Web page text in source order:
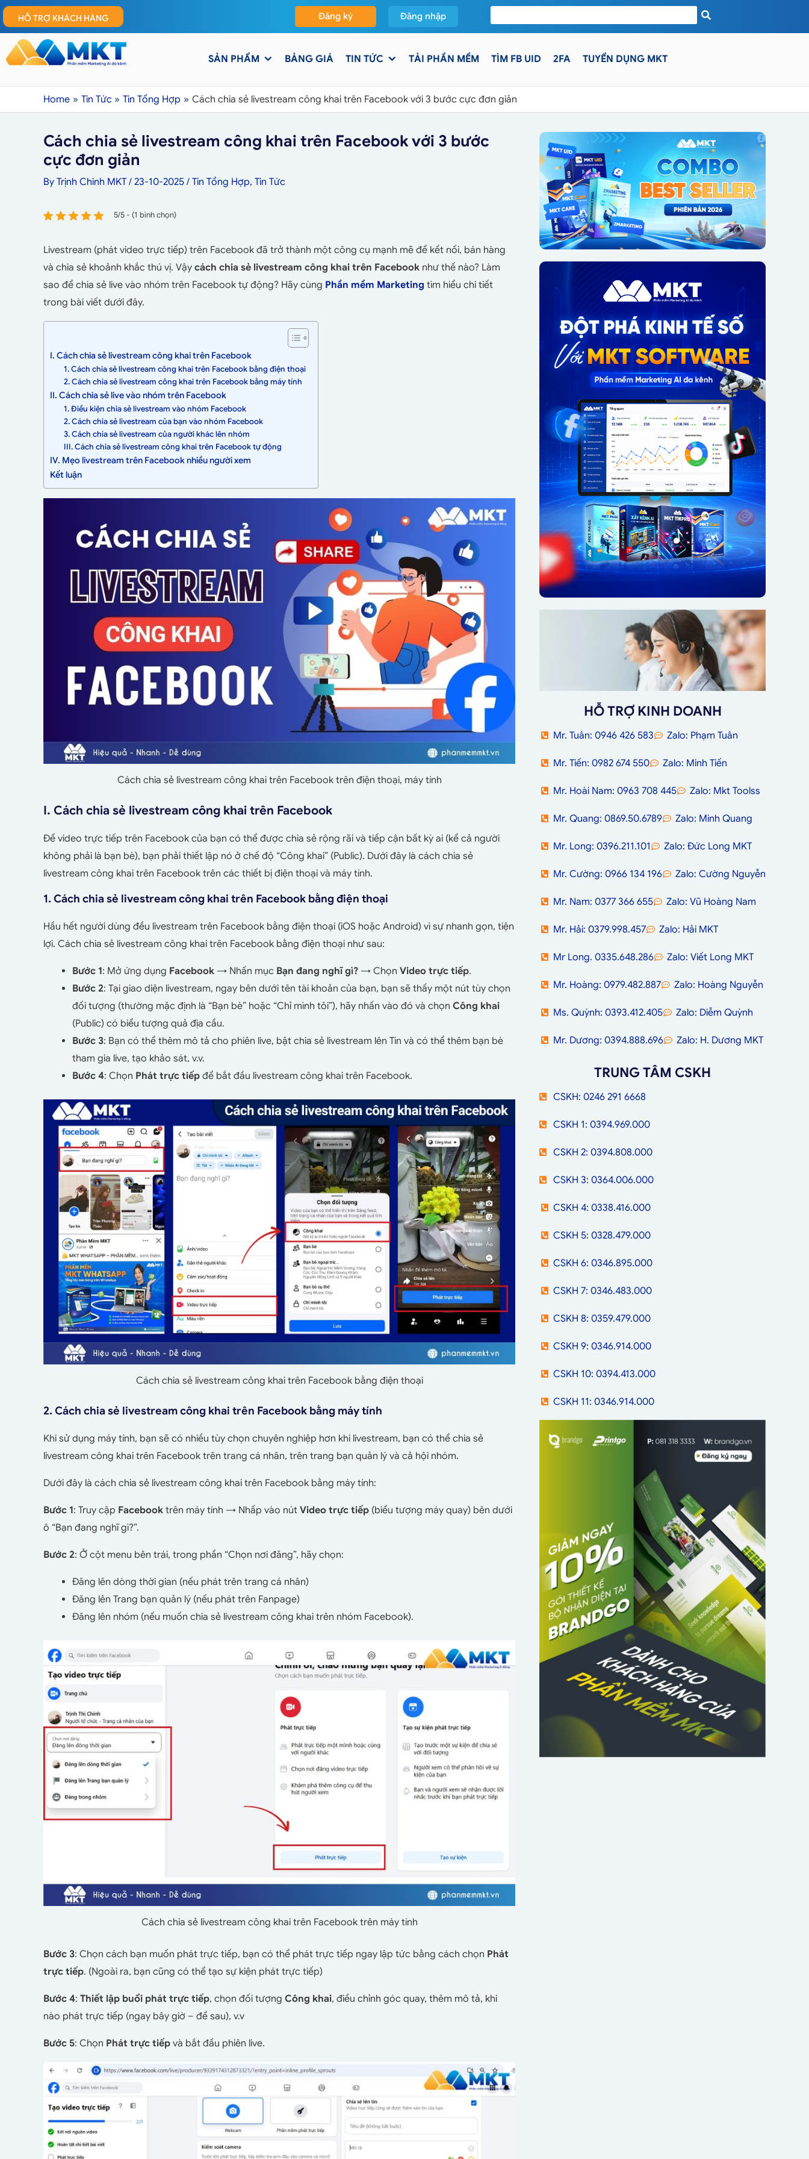
HỖ TRỢ KHÁCH HÀNG Đăng ký Đăng nhập
SẢN PHẨM BẢNG GIÁ TIN TỨC TẢI PHẦN MỀM TÌM FB UID 2FA TUYỂN DỤNG MKT
Home Tin Tức Tin Tổng Hợp Cách chia sẻ livestream công khai trên Facebook với 3 bước cực đơn giản
Cách chia sẻ livestream công khai trên Facebook với 3 bước
cực đơn giản
By Trịnh Chinh MKT/ 23-10-2025 / Tin Tổng Hợp, Tin Tức
5/5 - (1 bình chọn)
Livestream (phát video trực tiếp) trên Facebook đã trở thành một công cụ mạnh mẽ để kết nối, bán hàng
và chia sẻ khoảnh khắc thú vị. Vậy cách chia sẻ livestream công khai trên Facebook như thế nào? Làm
sao để chia sẻ live vào nhóm trên Facebook tự động? Hãy cùng Phần mềm Marketing tìm hiểu chi tiết
trong bài viết dưới đây.
I. Cách chia sẻ livestream công khai trên Facebook
1. Cách chia sẻ livestream công khai trên Facebook bằng điện thoại
2. Cách chia sẻ livestream công khai trên Facebook bằng máy tính
II. Cách chia sẻ live vào nhóm trên Facebook
1. Điều kiện chia sẻ livestream vào nhóm Facebook
2. Cách chia sẻ livestream của bạn vào nhóm Facebook
3. Cách chia sẻ livestream của người khác lên nhóm
III. Cách chia sẻ livestream công khai trên Facebook tự động
IV. Mẹo livestream trên Facebook nhiều người xem
Kết luận
Cách chia sẻ livestream công khai trên Facebook trên điện thoại, máy tính
I. Cách chia sẻ livestream công khai trên Facebook
Để video trực tiếp trên Facebook của bạn có thể được chia sẻ rộng rãi và tiếp cận bất kỳ ai (kể cả người
không phải là bạn bè), bạn phải thiết lập nó ở chế độ “Công khai” (Public). Dưới đây là cách chia sẻ
livestream công khai trên Facebook trên các thiết bị điện thoại và máy tính.
1. Cách chia sẻ livestream công khai trên Facebook bằng điện thoại
Hầu hết người dùng đều livestream trên Facebook bằng điện thoại (iOS hoặc Android) vì sự nhanh gọn, tiện
lợi. Cách chia sẻ livestream công khai trên Facebook bằng điện thoại như sau:
Bước 1: Mở ứng dụng Facebook → Nhấn mục Bạn đang nghĩ gì? → Chọn Video trực tiếp.
Bước 2: Tại giao diện livestream, ngay bên dưới tên tài khoản của bạn, bạn sẽ thấy một nút tùy chọn
đối tượng (thường mặc định là “Bạn bè” hoặc “Chỉ mình tôi”), hãy nhấn vào đó và chọn Công khai
(Public) có biểu tượng quả địa cầu.
Bước 3: Bạn có thể thêm mô tả cho phiên live, bật chia sẻ livestream lên Tin và có thể thêm bạn bè
tham gia live, tạo khảo sát, v.v.
Bước 4: Chọn Phát trực tiếp để bắt đầu livestream công khai trên Facebook.
Cách chia sẻ livestream công khai trên Facebook bằng điện thoại
2. Cách chia sẻ livestream công khai trên Facebook bằng máy tính
Khi sử dụng máy tính, bạn sẽ có nhiều tùy chọn chuyên nghiệp hơn khi livestream, bạn có thể chia sẻ
livestream công khai trên Facebook trên trang cá nhân, trên trang bạn quản lý và cả hội nhóm.
Dưới đây là cách chia sẻ livestream công khai trên Facebook bằng máy tính:
Bước 1: Truy cập Facebook trên máy tính → Nhấp vào nút Video trực tiếp (biểu tượng máy quay) bên dưới
ô “Bạn đang nghĩ gì?”.
Bước 2: Ở cột menu bên trái, trong phần “Chọn nơi đăng”, hãy chọn:
Đăng lên dòng thời gian (nếu phát trên trang cá nhân)
Đăng lên Trang bạn quản lý (nếu phát trên Fanpage)
Đăng lên nhóm (nếu muốn chia sẻ livestream công khai trên nhóm Facebook).
Cách chia sẻ livestream công khai trên Facebook trên máy tính
Bước 3: Chọn cách bạn muốn phát trực tiếp, bạn có thể phát trực tiếp ngay lập tức bằng cách chọn Phát
trực tiếp. (Ngoài ra, bạn cũng có thể tạo sự kiện phát trực tiếp)
Bước 4: Thiết lập buổi phát trực tiếp, chọn đối tượng Công khai, điều chỉnh góc quay, thêm mô tả, khi
nào phát trực tiếp (ngay bây giờ – để sau), v.v
Bước 5: Chọn Phát trực tiếp và bắt đầu phiên live.
HỖ TRỢ KINH DOANH
Mr. Tuân: 0946 426 583 Zalo: Phạm Tuân
Mr. Tiến: 0982 674 550 Zalo: Minh Tiến
Mr. Hoài Nam: 0963 708 445 Zalo: Mkt Toolss
Mr. Quang: 0869.50.6789 Zalo: Minh Quang
Mr. Long: 0396.211.101 Zalo: Đức Long MKT
Mr. Cường: 0966 134 196 Zalo: Cường Nguyễn
Mr. Nam: 0377 366 655 Zalo: Vũ Hoàng Nam
Mr. Hải: 0379.998.457 Zalo: Hải MKT
Mr Long. 0335.648.286 Zalo: Viết Long MKT
Mr. Hoàng: 0979.482.887 Zalo: Hoàng Nguyễn
Ms. Quỳnh: 0393.412.405 Zalo: Diễm Quỳnh
Mr. Dương: 0394.888.696 Zalo: H. Dương MKT
TRUNG TÂM CSKH
CSKH: 0246 291 6668
CSKH 1: 0394.969.000
CSKH 2: 0394.808.000
CSKH 3: 0364.006.000
CSKH 4: 0338.416.000
CSKH 5: 0328.479.000
CSKH 6: 0346.895.000
CSKH 7: 0346.483.000
CSKH 8: 0359.479.000
CSKH 9: 0346.914.000
CSKH 10: 0394.413.000
CSKH 11: 0346.914.000